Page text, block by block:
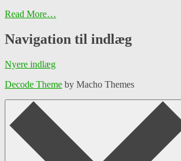
Read More…
Navigation til indlæg
Nyere indlæg
Decode Theme by Macho Themes